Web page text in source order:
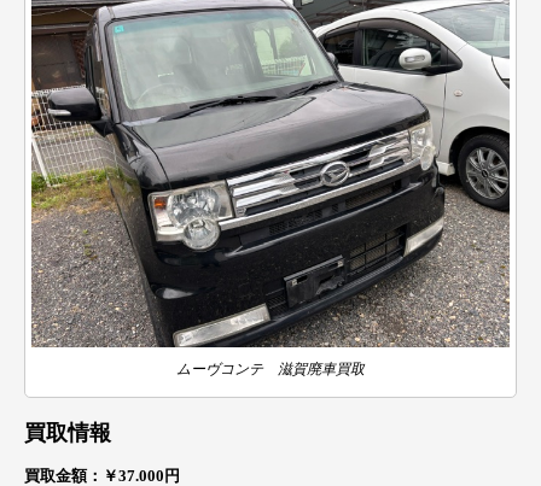
ムーヴコンテ 滋賀廃車買取
買取情報
買取金額：￥37.000 円